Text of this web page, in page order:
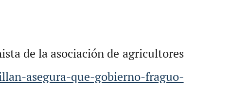
de la asociación de agricultores
asegura-que-gobierno-fraguo-